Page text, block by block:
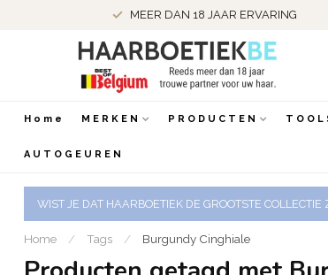
MEER DAN 18 JAAR ERVARING
Home MERKEN PRODUCTEN
AUTOGEUREN
WIST JE DAT HAARBOETIEK DE GROOTSTE
Home / Tags / Burgundy Cinghiale